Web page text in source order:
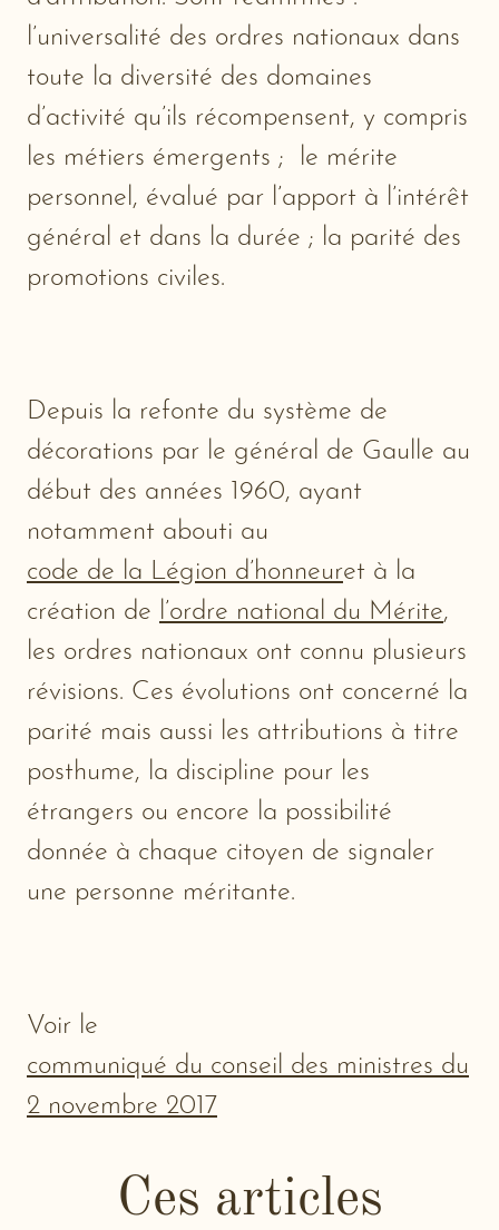
l’universalité des ordres nationaux dans
toute la diversité des domaines
d’activité qu’ils récompensent, y compris
les métiers émergents ; le mérite
personnel, évalué par l’apport à l’intérêt
général et dans la durée ; la parité des
promotions civiles.
Depuis la refonte du système de
décorations par le général de Gaulle au
début des années 1960, ayant
notamment abouti au
code de la Légion d’honneuret à la
création de l’ordre national du Mérite,
les ordres nationaux ont connu plusieurs
révisions. Ces évolutions ont concerné la
parité mais aussi les attributions à titre
posthume, la discipline pour les
étrangers ou encore la possibilité
donnée à chaque citoyen de signaler
une personne méritante.
Voir le
communiqué du conseil des ministres du
2 novembre 2017
Ces articles